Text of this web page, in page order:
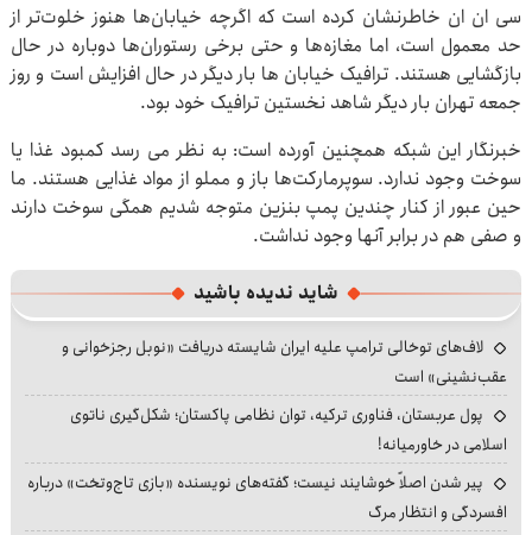
سی ان ان خاطرنشان کرده است که اگرچه خیابان‌ها هنوز خلوت‌تر از
حد معمول است، اما مغازه‌ها و حتی برخی رستوران‌ها دوباره در حال
بازگشایی هستند. ترافیک خیابان ها بار دیگر در حال افزایش است و روز
جمعه تهران بار دیگر شاهد نخستین ترافیک خود بود.
خبرنگار این شبکه همچنین آورده است: به نظر می رسد کمبود غذا یا
سوخت وجود ندارد. سوپرمارکت‌ها باز و مملو از مواد غذایی هستند. ما
حین عبور از کنار چندین پمپ بنزین متوجه شدیم همگی سوخت دارند
و صفی هم در برابر آنها وجود نداشت.
شاید ندیده باشید
لاف‌های توخالی ترامپ علیه ایران شایسته دریافت «نوبل رجزخوانی و
عقب‌نشینی» است
پول عربستان، فناوری ترکیه، توان نظامی پاکستان؛ شکل‌گیری ناتوی
اسلامی در خاورمیانه!
پیر شدن اصلاً خوشایند نیست؛ گفته‌های نویسنده «بازی تاج‌وتخت» درباره
افسردگی و انتظار مرگ